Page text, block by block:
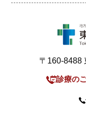
〒160-8488
診療の